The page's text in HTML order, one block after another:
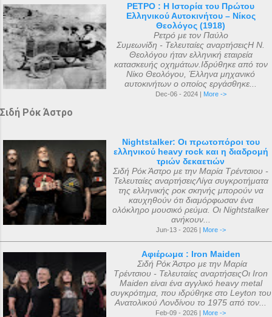
ΡΕΤΡΟ : Η Ιστορία του Πρώτου
Ελληνικού Αυτοκινήτου – Νίκος
Θεολόγος (1918)
Ρετρό με τον Παύλο
Συμεωνίδη - Τελευταίες αναρτήσειςΗ Ν.
Θεολόγου ήταν ελληνική εταιρεία
κατασκευής οχημάτων.Ιδρύθηκε από τον
Νίκο Θεολόγου, Έλληνα μηχανικό
αυτοκινήτων ο οποίος εργάσθηκε...
Dec-06 - 2024 | More ->
Σιδή Ρόκ Άστρο
Nightstalker: Οι πρωτοπόροι του
ελληνικού heavy rock και η διαδρομή
τριών δεκαετιών
Σιδή Ρόκ Άστρο με την Μαρία Τρέντσιου -
Τελευταίες αναρτήσειςΛίγα συγκροτήματα
της ελληνικής ροκ σκηνής μπορούν να
καυχηθούν ότι διαμόρφωσαν ένα
ολόκληρο μουσικό ρεύμα. Οι Nightstalker
ανήκουν...
Jun-13 - 2026 | More ->
Αφιέρωμα : Iron Maiden
Σιδή Ρόκ Άστρο με την Μαρία
Τρέντσιου - Τελευταίες αναρτήσειςΟι Iron
Maiden είναι ένα αγγλικό heavy metal
συγκρότημα, που ιδρύθηκε στο Leyton του
Ανατολικού Λονδίνου το 1975 από τον...
Feb-09 - 2026 | More ->